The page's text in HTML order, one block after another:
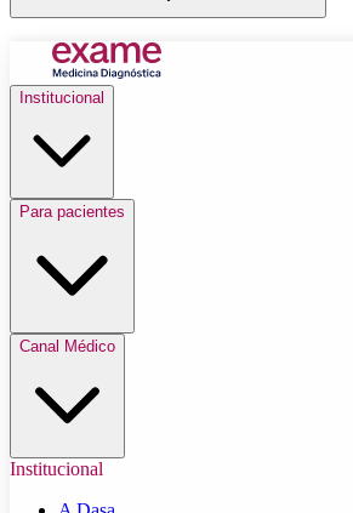
Institucional
Para pacientes
Canal Médico
Institucional